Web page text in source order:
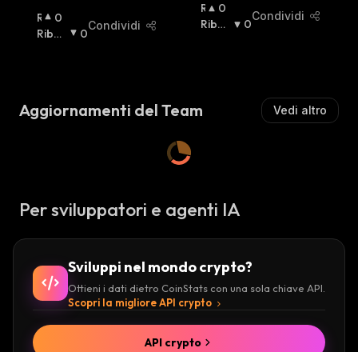
R
I
S
0
Ribas
0
Condividi
R
I
T
0
Ribas
0
Condividi
Aggiornamenti del Team Vedi altro
Per sviluppatori e agenti IA
Sviluppi nel mondo crypto?
Ottieni i dati dietro CoinStats con una sola chiave API.
Scopri la migliore API crypto
API crypto